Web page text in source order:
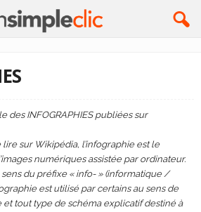
des INFOGRAPHIES publiées sur
sur Wikipédia, l’infographie est le
numériques assistée par ordinateur.
du préfixe « info- » (informatique /
est utilisé par certains au sens de
tout type de schéma explicatif destiné à